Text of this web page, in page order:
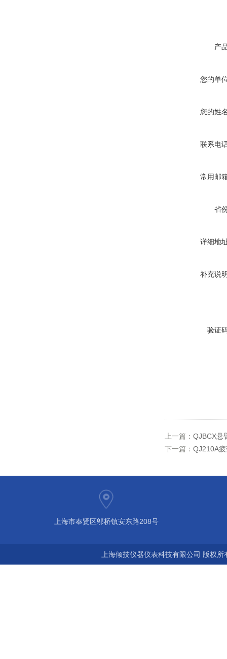
产
您的单
您的姓
联系电
常用邮
省
详细地
补充说
验证
上一篇： QJBCX悬
下一篇： QJ210A
上海市奉贤区邬桥镇安东路208号
上海倾技仪器仪表科技有限公司 版权